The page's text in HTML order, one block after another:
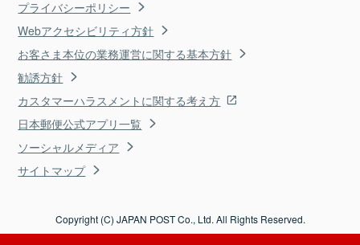
プライバシーポリシー
Webアクセシビリティ方針
お客さま本位の業務運営に関する基本方針
勧誘方針
カスタマーハラスメントに関する考え方
日本郵便公式アプリ一覧
ソーシャルメディア
サイトマップ
Copyright (C) JAPAN POST Co., Ltd. All Rights Reserved.